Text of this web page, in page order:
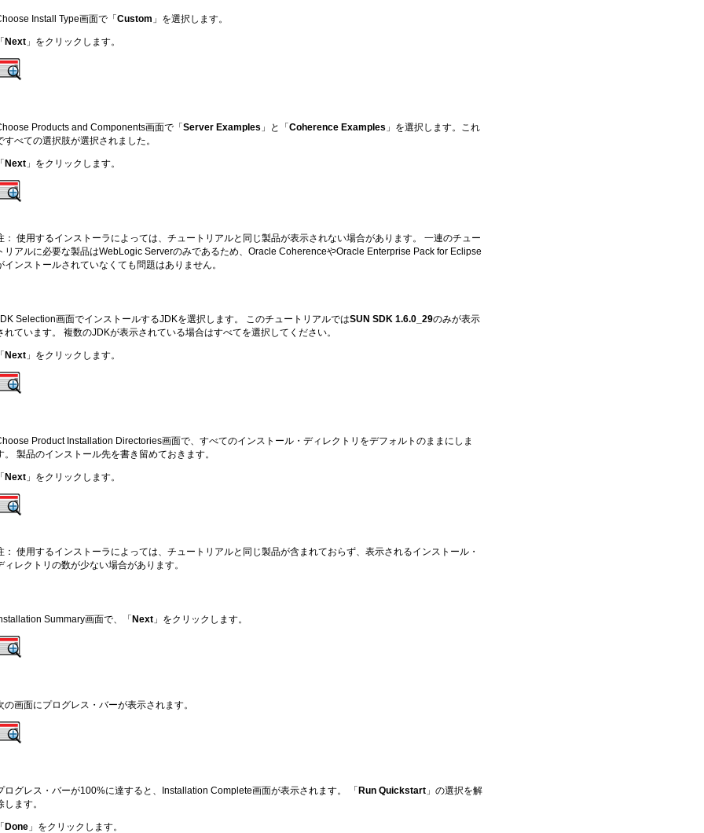
Install Type画面で「Custom 」を選択します。
「Next 」をクリックします。
Products and Components画面で「Server Examples 」と「Coherence Examples 」を選択します。これ
すべての選択肢が選択されました。
「Next 」をクリックします。
： 使用するインストーラによっては、チュートリアルと同じ製品が表示されない場合があります。 一連のチュー
リアルに必要な製品はWebLogic Serverのみであるため、Oracle CoherenceやOracle Enterprise Pack for Eclipse
インストールされていなくても問題はありません。
Selection画面でインストールするJDKを選択します。 このチュートリアルではSUN SDK 1.6.0_29のみが表示
れています。 複数のJDKが表示されている場合はすべてを選択してください。
「Next 」をクリックします。
Product Installation Directories画面で、すべてのインストール・ディレクトリをデフォルトのままにしま
。 製品のインストール先を書き留めておきます。
「Next 」をクリックします。
： 使用するインストーラによっては、チュートリアルと同じ製品が含まれておらず、表示されるインストール・
ィレクトリの数が少ない場合があります。
Summary画面で、「Next 」をクリックします。
の画面にプログレス・バーが表示されます。
ログレス・バーが100%に達すると、Installation Complete画面が表示されます。 「Run Quickstart 」の選択を解
します。
「Done 」をクリックします。